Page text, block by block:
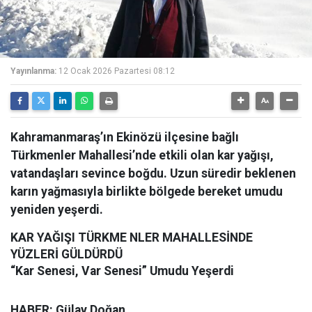
Yayınlanma: 12 Ocak 2026 Pazartesi 08:12
Kahramanmaraş’ın Ekinözü ilçesine bağlı
Türkmenler Mahallesi’nde etkili olan kar yağışı,
vatandaşları sevince boğdu. Uzun süredir beklenen
karın yağmasıyla birlikte bölgede bereket umudu
yeniden yeşerdi.
KAR YAĞIŞI TÜRKME NLER MAHALLESİNDE
YÜZLERİ GÜLDÜRDÜ
“Kar Senesi, Var Senesi” Umudu Yeşerdi